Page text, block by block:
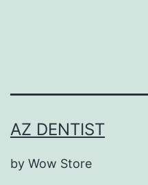
AZ DENTIST
by Wow Store